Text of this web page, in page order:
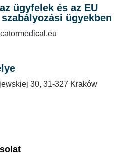
ügyfelek és az EU
ügyekben
30, 31-327 Kraków